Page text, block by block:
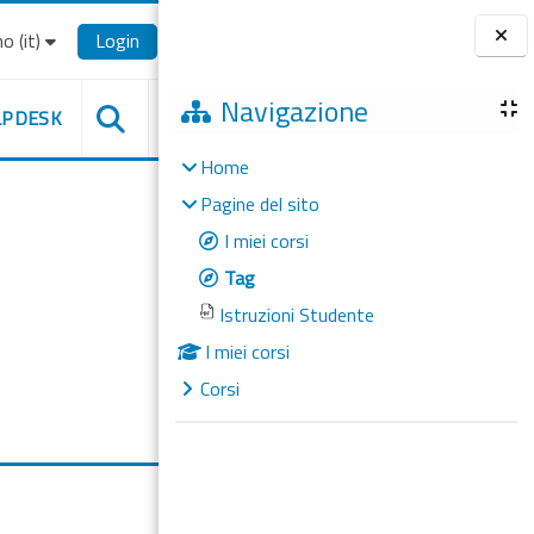
Blocchi
Navigazione
Home
Pagine del sito
I miei corsi
Tag
Istruzioni Studente
I miei corsi
Corsi
‎(it)‎ Login